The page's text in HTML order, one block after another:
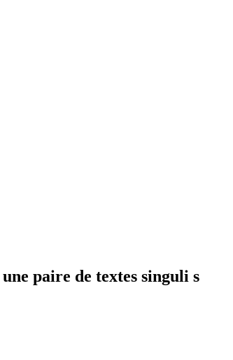
paire de textes singuli s